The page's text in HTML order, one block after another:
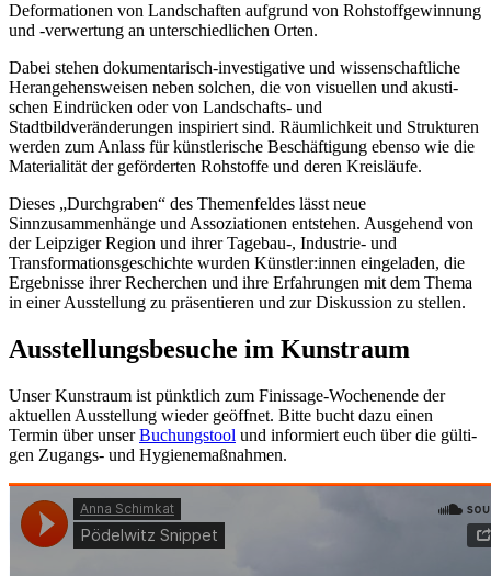
Deformationen von Landschaften auf­grund von Rohstoffgewinnung
und ‑ver­wer­tung an unter­schied­li­chen Orten.
Dabei ste­hen doku­men­ta­risch-inves­ti­ga­ti­ve und wis­sen­schaft­li­che
Herangehensweisen neben sol­chen, die von visu­el­len und akus­ti­
schen Eindrücken oder von Landschafts- und
Stadtbildveränderungen inspi­riert sind. Räumlichkeit und Strukturen
wer­den zum Anlass für künst­le­ri­sche Beschäftigung eben­so wie die
Materialität der geför­der­ten Rohstoffe und deren Kreisläufe.
Dieses „Durchgraben“ des Themenfeldes lässt neue
Sinnzusammenhänge und Assoziationen ent­ste­hen. Ausgehend von
der Leipziger Region und ihrer Tagebau‑, Industrie- und
Transformationsgeschichte wur­den Künstler:innen ein­ge­la­den, die
Ergebnisse ihrer Recherchen und ihre Erfahrungen mit dem Thema
in einer Ausstellung zu prä­sen­tie­ren und zur Diskussion zu stellen.
Ausstellungsbesuche im Kunstraum
Unser Kunstraum ist pünkt­lich zum Finissage-Wochenende der
aktu­el­len Ausstellung wie­der geöff­net. Bitte bucht dazu einen
Termin über unserBuchungstool und infor­miert euch über die gül­ti­
gen Zugangs- und Hygienemaßnahmen.